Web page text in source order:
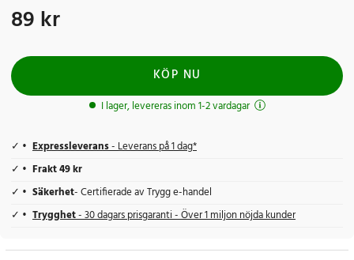
Pris: 89 kr
89 kr
KÖP NU
I lager, levereras inom 1-2 vardagar
Expressleverans- Leverans på 1 dag*
Frakt 49 kr
Säkerhet- Certifierade av Trygg e-handel
Trygghet- 30 dagars prisgaranti - Över 1 miljon nöjda kunder